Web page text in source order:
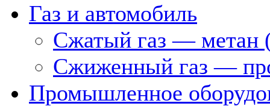
Газ и автомобиль
Сжатый газ — метан
Сжиженный газ —
Промышленное